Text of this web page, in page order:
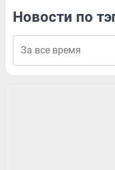
Новости по